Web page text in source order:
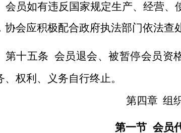
会员如有违反国家规定生产、经营
协会应积极配合政府执法部门依法查
第十五条 会员退会、被暂停会员资
、权利、义务自行终止。
第四章 组
第一节 会员